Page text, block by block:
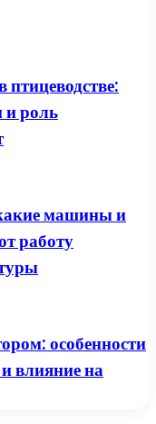
и роль
машины и
работу
особенности
влияние на